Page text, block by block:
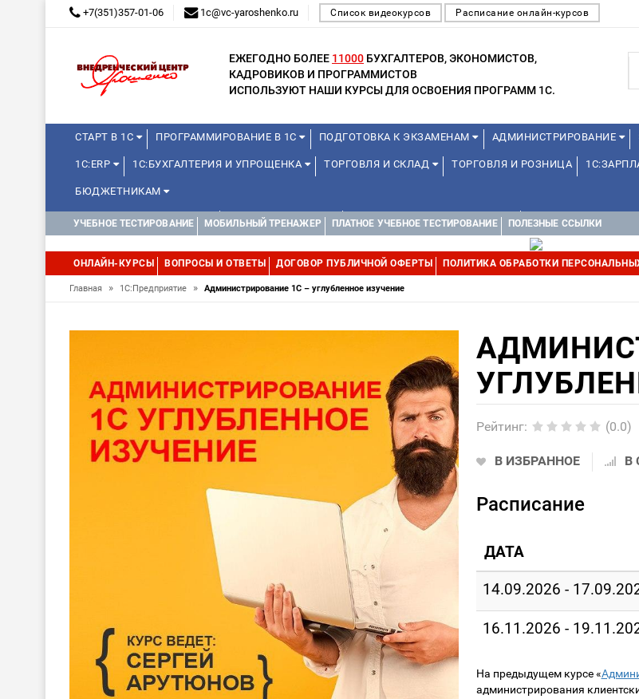
+7(351)357-01-06 1c@vc-yaroshenko.ru Список видеокурсов Расписание онлайн-курсов
ЕЖЕГОДНО БОЛЕЕ 11000 БУХГАЛТЕРОВ, ЭКОНОМИСТОВ,
КАДРОВИКОВ И ПРОГРАММИСТОВ
ИСПОЛЬЗУЮТ НАШИ КУРСЫ ДЛЯ ОСВОЕНИЯ ПРОГРАММ 1С.
СТАРТ В 1С ПРОГРАММИРОВАНИЕ В 1С ПОДГОТОВКА К ЭКЗАМЕНАМ АДМИНИСТРИРОВАНИЕ
1С:ERP 1С:БУХГАЛТЕРИЯ И УПРОЩЕНКА ТОРГОВЛЯ И СКЛАД ТОРГОВЛЯ И РОЗНИЦА
БЮДЖЕТНИКАМ
КУРСЫ ДЛЯ ШКОЛЬНИКОВ ДЛЯ ШКОЛЬНИКОВ 1С:УПРАВЛЕНИЕ ХОЛДИНГОМ УПРАВЛЕНИЕ
УЧЕБНОЕ ТЕСТИРОВАНИЕ МОБИЛЬНЫЙ ТРЕНАЖЕР ПЛАТНОЕ УЧЕБНОЕ ТЕСТИРОВАНИЕ ПОЛЕЗНЫЕ ССЫЛКИ
ОНЛАЙН-КУРСЫ ВОПРОСЫ И ОТВЕТЫ ДОГОВОР ПУБЛИЧНОЙ ОФЕРТЫ ПОЛИТИКА ОБРАБОТКИ
Главная » 1С:Предприятие » Администрирование 1С – углубленное изучение
Рейтинг: (0.0)
В ИЗБРАННОЕ В
Расписание
ДАТА
14.09.2026 -
16.11.2026 -
На предыдущем курсе «
администрирования